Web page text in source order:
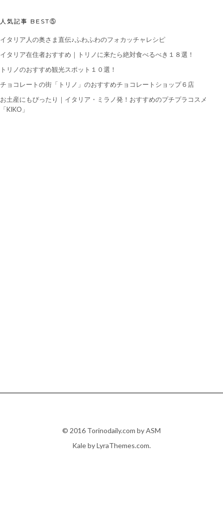
人気記事 BEST⑤
イタリア人の奥さま直伝♪ふわふわのフォカッチャレシピ
イタリア在住者おすすめ｜トリノに来たら絶対食べるべき１８選！
トリノのおすすめ観光スポット１０選！
チョコレートの街「トリノ」のおすすめチョコレートショップ６店
お土産にもぴったり｜イタリア・ミラノ発！おすすめのプチプラコスメ
「KIKO」
© 2016 Torinodaily.com by ASM
Kaleby LyraThemes.com.